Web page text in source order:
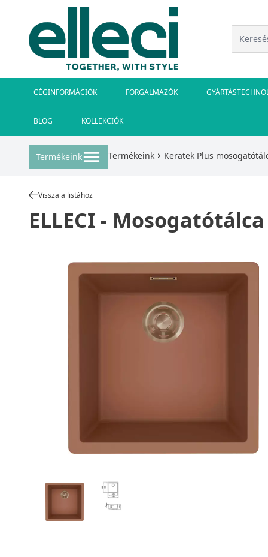
CÉGINFORMÁCIÓK FORGALMAZÓK
BLOG KOLLEKCIÓK
Termékeink Termékeink Keratek Plus
Vissza a listához
ELLECI -